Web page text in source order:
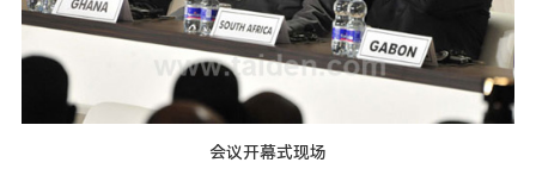
会议开幕式现场